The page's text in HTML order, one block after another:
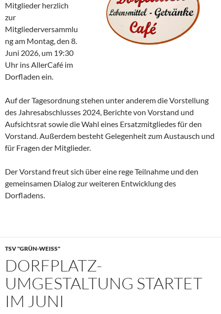
Mitglieder herzlich
zur
Mitgliederversammlu
ng am Montag, den 8.
Juni 2026, um 19:30
Uhr ins AllerCafé im
Dorfladen ein.
Auf der Tagesordnung stehen unter anderem die Vorstellung
des Jahresabschlusses 2024, Berichte von Vorstand und
Aufsichtsrat sowie die Wahl eines Ersatzmitgliedes für den
Vorstand. Außerdem besteht Gelegenheit zum Austausch und
für Fragen der Mitglieder.
Der Vorstand freut sich über eine rege Teilnahme und den
gemeinsamen Dialog zur weiteren Entwicklung des
Dorfladens.
TSV "GRÜN-WEISS"
DORFPLATZ-
UMGESTALTUNG STARTET
IM JUNI